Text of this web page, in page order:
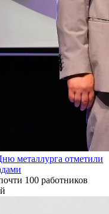
металлурга отметили
100 работников